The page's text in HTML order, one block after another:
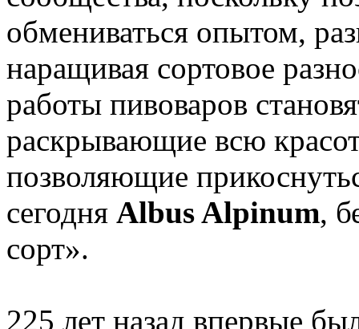
обмениваться опытом,
наращивая сортовое
работы пивоваров
раскрывающие всю
позволяющие
сегодня Albus Alpinum,
сорт».
225 лет назад впервые